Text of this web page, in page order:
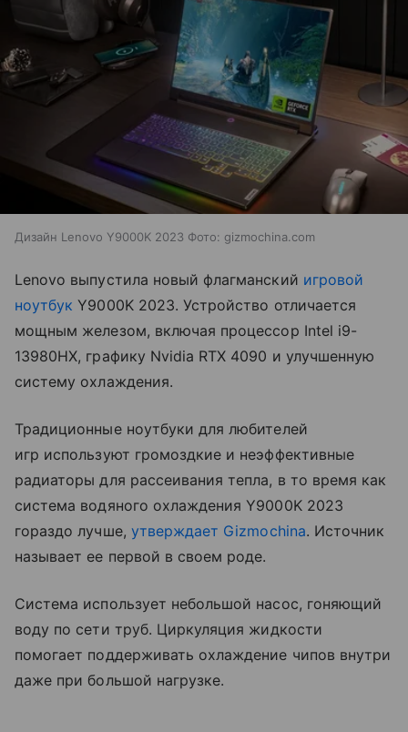
Дизайн Lenovo Y9000K 2023 Фото: gizmochina.com
Lenovo выпустила новый флагманский игровой
ноутбук Y9000K 2023. Устройство отличается
мощным железом, включая процессор Intel i9-
13980HX, графику Nvidia RTX 4090 и улучшенную
систему охлаждения.
Традиционные ноутбуки для любителей
игр используют громоздкие и неэффективные
радиаторы для рассеивания тепла, в то время как
система водяного охлаждения Y9000K 2023
гораздо лучше, утверждает Gizmochina. Источник
называет ее первой в своем роде.
Система использует небольшой насос, гоняющий
воду по сети труб. Циркуляция жидкости
помогает поддерживать охлаждение чипов внутри
даже при большой нагрузке.